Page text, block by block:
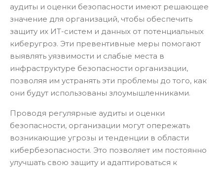
аудиты и оценки безопасности имеют решающее
значение для организаций, чтобы обеспечить
защиту их ИТ-систем и данных от потенциальных
киберугроз. Эти превентивные меры помогают
выявлять уязвимости и слабые места в
инфраструктуре безопасности организации,
позволяя им устранять эти проблемы до того, как
они будут использованы злоумышленниками.
Проводя регулярные аудиты и оценки
безопасности, организации могут опережать
возникающие угрозы и тенденции в области
кибербезопасности. Это позволяет им постоянно
улучшать свою защиту и адаптироваться к